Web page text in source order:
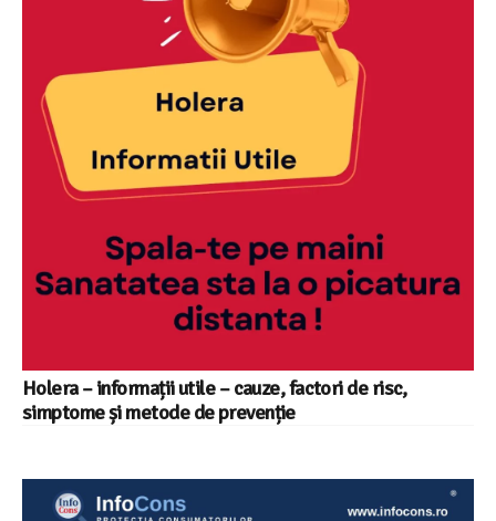
Holera – informații utile – cauze, factori de risc,
simptome și metode de prevenție